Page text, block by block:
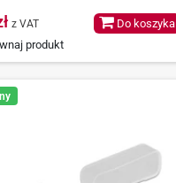
z VAT
produkt
Do koszyka